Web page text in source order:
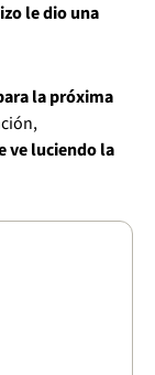
le dio una
la próxima
ve luciendo la